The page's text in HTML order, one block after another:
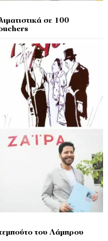
σε 100
του Λάμπρου